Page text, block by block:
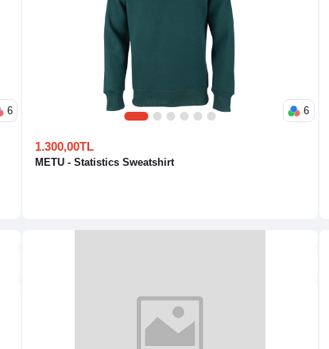
6
1 2 3 4 5 6
6
1.300,00TL
METU - Statistics Sweatshirt